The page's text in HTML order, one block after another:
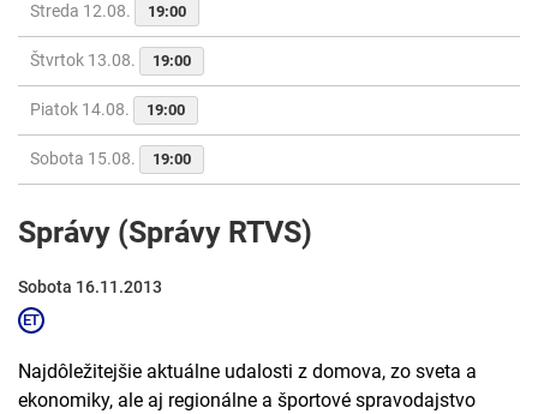
Streda 12.08. 19:00
Štvrtok 13.08. 19:00
Piatok 14.08. 19:00
Sobota 15.08. 19:00
Správy (Správy RTVS)
Sobota 16.11.2013
Najdôležitejšie aktuálne udalosti z domova, zo sveta a
ekonomiky, ale aj regionálne a športové spravodajstvo